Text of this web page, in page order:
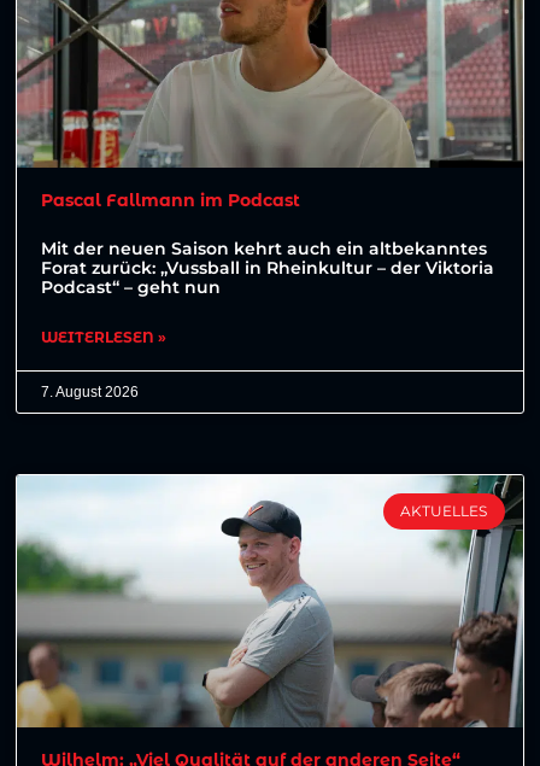
Pascal Fallmann im Podcast
Mit der neuen Saison kehrt auch ein altbekanntes
Forat zurück: „Vussball in Rheinkultur – der Viktoria
Podcast“ – geht nun
WEITERLESEN »
7. August 2026
AKTUELLES
Wilhelm: „Viel Qualität auf der anderen Seite“